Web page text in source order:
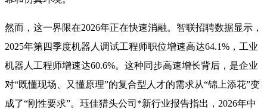
然而，这一界限在2026年正在快速消融。智联招聘数据显示，
2025年第四季度机器人调试工程师职位增速高达64.1%，工业
机器人工程师增速达60.6%。这种同步高速增长背后，是企业
对“既懂现场、又懂原理”的复合型人才的需求从“锦上添花”变
成了“刚性要求”。珏佳猎头公司*新行业报告指出，2026年中